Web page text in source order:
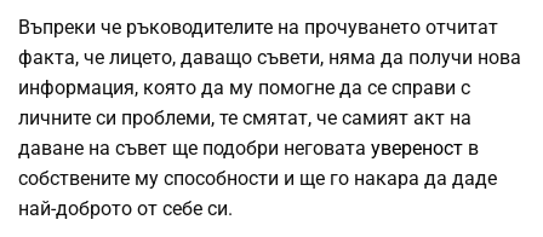
Въпреки че ръководителите на прочуването отчитат
факта, че лицето, даващо съвети, няма да получи нова
информация, която да му помогне да се справи с
личните си проблеми, те смятат, че самият акт на
даване на съвет ще подобри неговата увереност в
собствените му способности и ще го накара да даде
най-доброто от себе си.